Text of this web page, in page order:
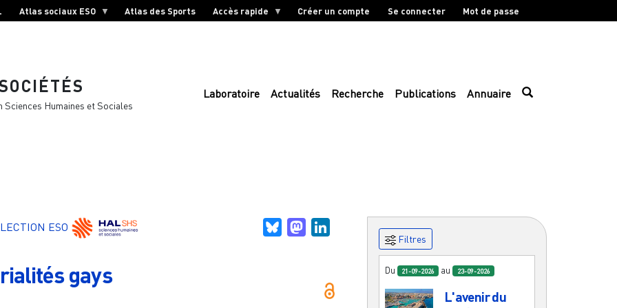
Atlas sociaux ESO Atlas des Sports Accès rapide Créer un compte Se connecter Mot de passe
Humaines et Sociales
Laboratoire Actualités Recherche Publications Annuaire
ESO BlueskyMastodon
gays
Filtres
Du 21-09-2026 au 23-09-2026
L'avenir du